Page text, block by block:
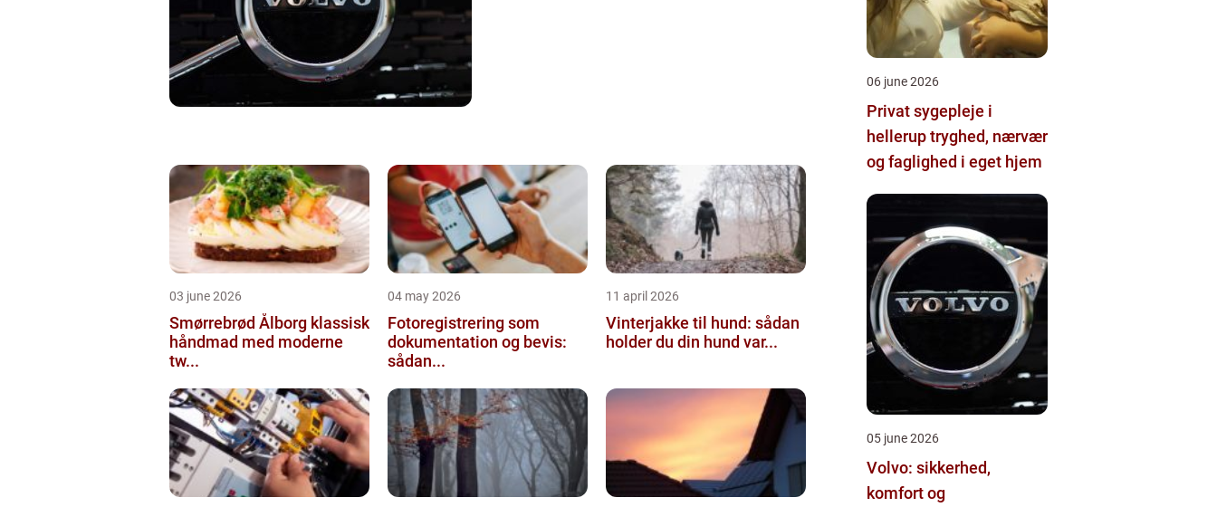
03 june 2026
Smørrebrød Ålborg klassisk
håndmad med moderne
tw...
04 may 2026
Fotoregistrering som
dokumentation og bevis:
sådan...
11 april 2026
Vinterjakke til hund: sådan
holder du din hund var...
06 june 2026
Privat sygepleje i
hellerup tryghed, nærvær
og faglighed i eget hjem
05 june 2026
Volvo: sikkerhed,
komfort og